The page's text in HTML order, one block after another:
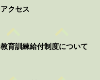
アクセス
教育訓練給付制度について